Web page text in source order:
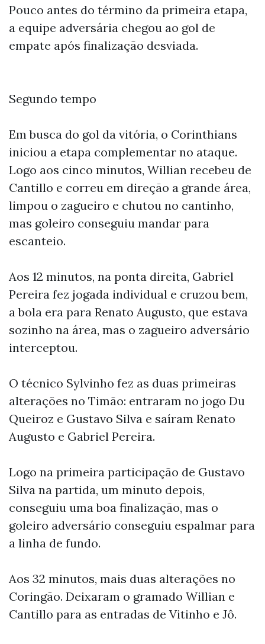
Pouco antes do término da primeira etapa,
a equipe adversária chegou ao gol de
empate após finalização desviada.
Segundo tempo
Em busca do gol da vitória, o Corinthians
iniciou a etapa complementar no ataque.
Logo aos cinco minutos, Willian recebeu de
Cantillo e correu em direção a grande área,
limpou o zagueiro e chutou no cantinho,
mas goleiro conseguiu mandar para
escanteio.
Aos 12 minutos, na ponta direita, Gabriel
Pereira fez jogada individual e cruzou bem,
a bola era para Renato Augusto, que estava
sozinho na área, mas o zagueiro adversário
interceptou.
O técnico Sylvinho fez as duas primeiras
alterações no Timão: entraram no jogo Du
Queiroz e Gustavo Silva e saíram Renato
Augusto e Gabriel Pereira.
Logo na primeira participação de Gustavo
Silva na partida, um minuto depois,
conseguiu uma boa finalização, mas o
goleiro adversário conseguiu espalmar para
a linha de fundo.
Aos 32 minutos, mais duas alterações no
Coringão. Deixaram o gramado Willian e
Cantillo para as entradas de Vitinho e Jô.